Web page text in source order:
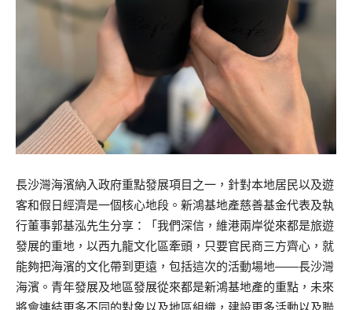
長沙灣海濱納入政府重點發展項目之一，針對本地居民以及遊
客和假日經濟是一個核心地段。新鴻基地產慈善基金代表及執
行董事郭基泓先生分享：「我們深信，維港兩岸從來都是旅遊
發展的重地，以西九龍文化區牽頭，只要官民商三方齊心，就
能夠把海濱的文化帶到更遠，包括這次的活動場地——長沙灣
海濱。青年發展及地區發展從來都是新鴻基地產的重點，未來
將會連結更多不同的對象以及地區組織，建設更多活動以及聯